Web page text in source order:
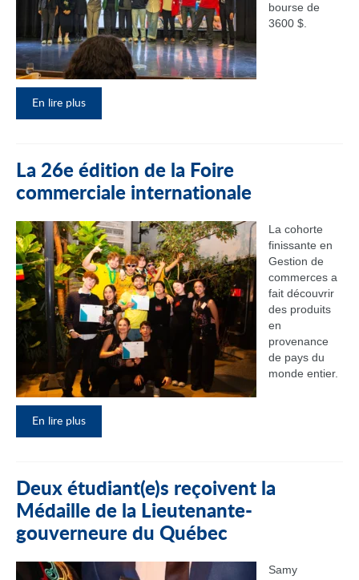
bourse de
3600 $.
En lire plus
La 26e édition de la Foire
commerciale internationale
La cohorte
finissante en
Gestion de
commerces a
fait découvrir
des produits
en
provenance
de pays du
monde entier.
En lire plus
Deux étudiant(e)s reçoivent la
Médaille de la Lieutenante-
gouverneure du Québec
Samy